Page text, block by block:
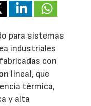
para sistemas
industriales
con
lineal, que
térmica,
y alta